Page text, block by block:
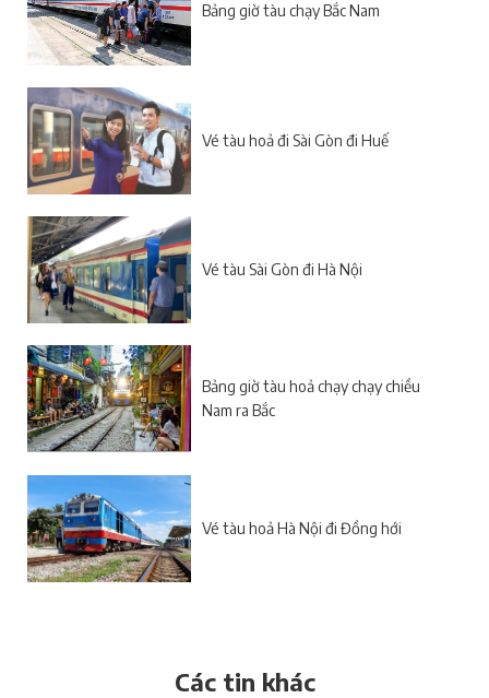
Bảng giờ tàu chạy Bắc Nam
Vé tàu hoả đi Sài Gòn đi Huế
Vé tàu Sài Gòn đi Hà Nội
Bảng giờ tàu hoả chạy chạy chiều
Nam ra Bắc
Vé tàu hoả Hà Nội đi Đồng hới
Các tin khác